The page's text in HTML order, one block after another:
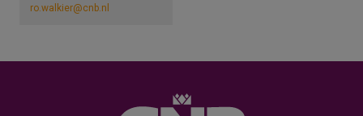
ro.walkier@cnb.nl